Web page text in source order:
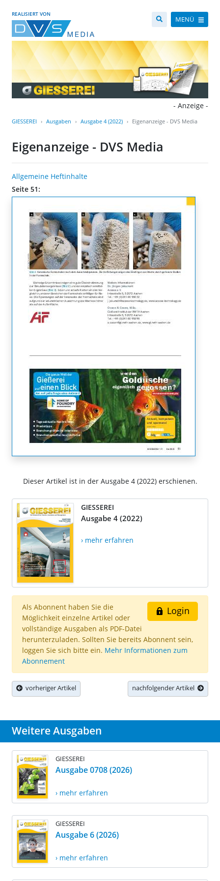
REALISIERT VON
MENÜ
- Anzeige -
GIESSEREI Ausgaben Ausgabe 4 (2022) Eigenanzeige - DVS Media
Eigenanzeige - DVS Media
Allgemeine Heftinhalte
Seite 51:
Dieser Artikel ist in der Ausgabe 4 (2022) erschienen.
GIESSEREI
Ausgabe 4 (2022)
› mehr erfahren
Login
Als Abonnent haben Sie die
Möglichkeit einzelne Artikel oder
vollständige Ausgaben als PDF-Datei
herunterzuladen. Sollten Sie bereits Abonnent sein,
loggen Sie sich bitte ein. Mehr Informationen zum
Abonnement
vorheriger Artikel nachfolgender Artikel
Weitere Ausgaben
GIESSEREI
Ausgabe 0708 (2026)
› mehr erfahren
GIESSEREI
Ausgabe 6 (2026)
› mehr erfahren